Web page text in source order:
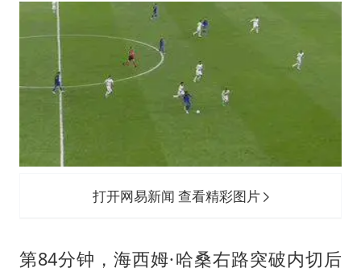
打开网易新闻 查看精彩图片
第84分钟，海西姆·哈桑右路突破内切后